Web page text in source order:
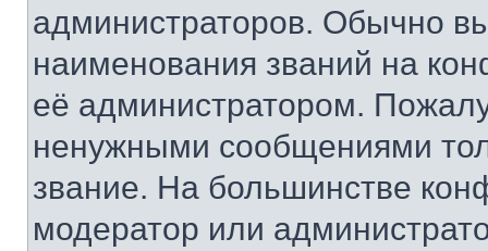
администраторов. Обычно
наименования званий на
её администратором.
ненужными сообщениями
звание. На большинстве
модератор или